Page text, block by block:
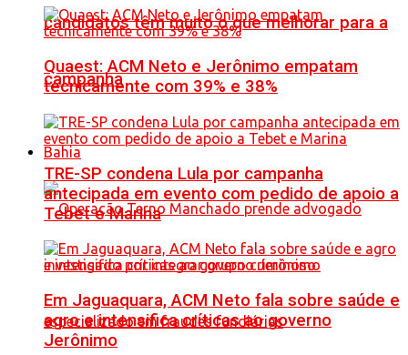
candidatos têm muito o que melhorar para a
campanha
Bahia
Quaest: ACM Neto e Jerônimo empatam
tecnicamente com 39% e 38%
TRE-SP condena Lula por campanha
antecipada em evento com pedido de apoio a
Tebet e Marina
Em Jaguaquara, ACM Neto fala sobre saúde e
agro e intensifica críticas ao governo
Jerônimo